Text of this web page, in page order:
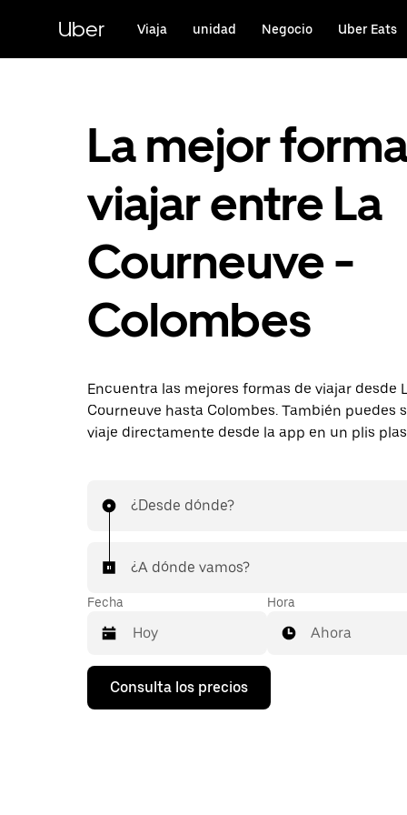
contenido
principal
Uber Viaja unidad Negocio Uber Eats
La mejor
viajar entre La
Courneuve -
Colombes
Encuentra las mejores formas de viajar desde
Courneuve hasta Colombes. También puedes
viaje directamente desde la app en un plis
¿Desde dónde?
¿A dónde vamos?
Fecha
Pulsa
flecha
Hora
Ahora
Consulta los precios